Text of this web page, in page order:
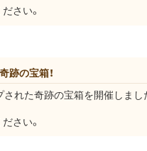
さい。
跡の宝箱！
された奇跡の宝箱を開催しまし
さい。